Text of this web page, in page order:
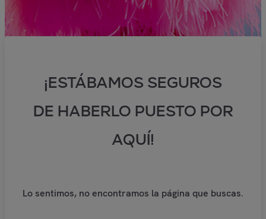
¡ESTÁBAMOS SEGUROS
DE HABERLO PUESTO POR
AQUÍ!
Lo sentimos, no encontramos la página que buscas.